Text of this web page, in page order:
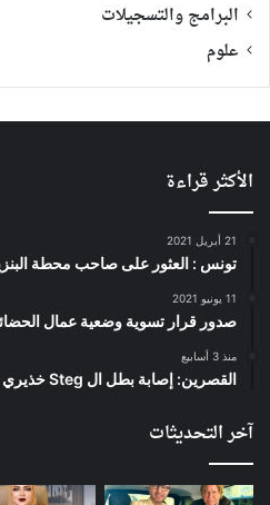
البرامج والتسجيلات
علوم
الأكثر قراءة
21 أبريل 2021
تونس : العثور على صاحب محطة
11 يونيو 2021
صدور قرار تسوية وضعية عمال الحضائر 45 /55 بالرائد
منذ 3 أسابيع
القصرين: إصابة بطل ال Steg خذيري حقي بضربة شمس
آخر التحديثات